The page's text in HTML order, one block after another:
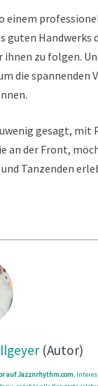
einem
guten Handwerks
zu folgen.
die spannenden
gesagt, mit
an der Front,
Tanzenden
(Autor)
auf Jazznrhythm.com.